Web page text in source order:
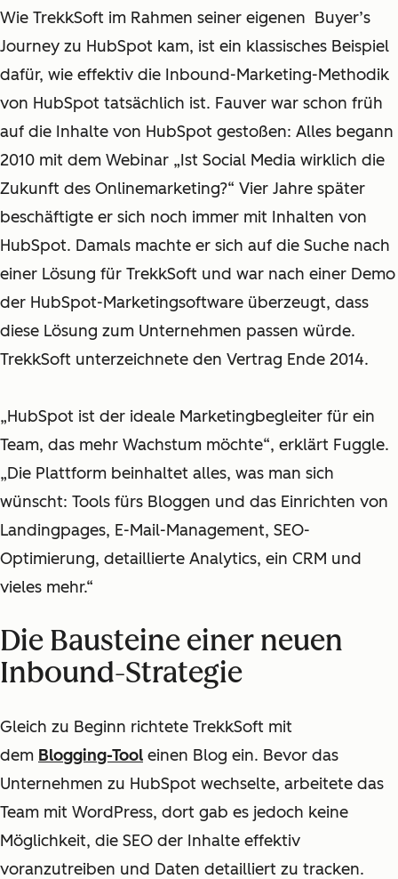
Wie TrekkSoft im Rahmen seiner eigenen Buyer’s
Journey zu HubSpot kam, ist ein klassisches Beispiel
dafür, wie effektiv die Inbound-Marketing-Methodik
von HubSpot tatsächlich ist. Fauver war schon früh
auf die Inhalte von HubSpot gestoßen: Alles begann
2010 mit dem Webinar „Ist Social Media wirklich die
Zukunft des Onlinemarketing?“ Vier Jahre später
beschäftigte er sich noch immer mit Inhalten von
HubSpot. Damals machte er sich auf die Suche nach
einer Lösung für TrekkSoft und war nach einer Demo
der HubSpot-Marketingsoftware überzeugt, dass
diese Lösung zum Unternehmen passen würde.
TrekkSoft unterzeichnete den Vertrag Ende 2014.
„HubSpot ist der ideale Marketingbegleiter für ein
Team, das mehr Wachstum möchte“, erklärt Fuggle.
„Die Plattform beinhaltet alles, was man sich
wünscht: Tools fürs Bloggen und das Einrichten von
Landingpages, E-Mail-Management, SEO-
Optimierung, detaillierte Analytics, ein CRM und
vieles mehr.“
Die Bausteine einer neuen
Inbound-Strategie
Gleich zu Beginn richtete TrekkSoft mit
dem Blogging-Tool einen Blog ein. Bevor das
Unternehmen zu HubSpot wechselte, arbeitete das
Team mit WordPress, dort gab es jedoch keine
Möglichkeit, die SEO der Inhalte effektiv
voranzutreiben und Daten detailliert zu tracken.